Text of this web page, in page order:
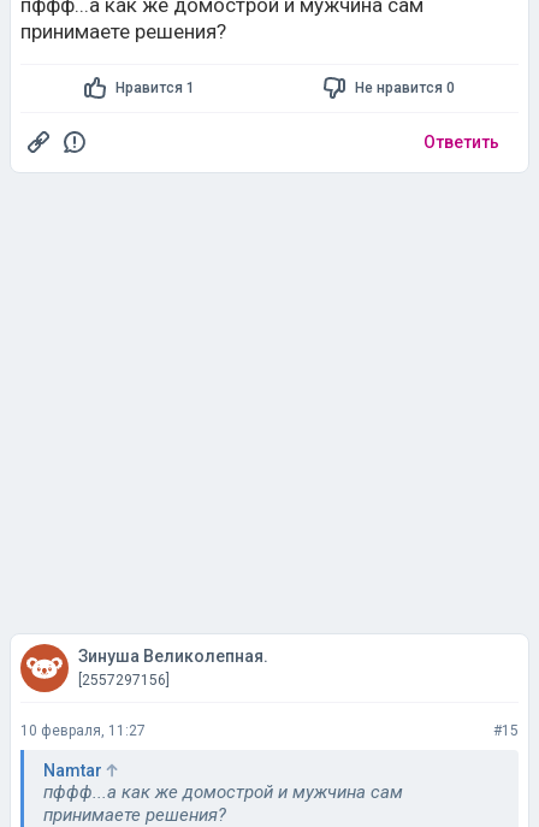
принимаете решения?
Нравится 1 Не нравится 0
Ответить
Зинуша Великолепная.
[2557297156]
10 февраля, 11:27 #15
Namtar
пффф...а как же домострой и мужчина сам
принимаете решения?